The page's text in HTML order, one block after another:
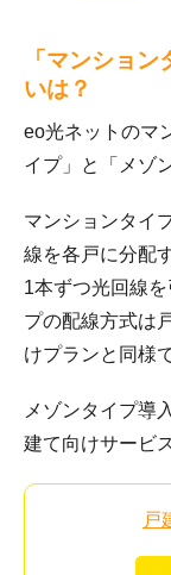
「マンショ
いは？
eo光ネットのマ
イプ」と「メゾ
マンションタイ
線を各戸に分配
1本ずつ光回線
プの配線方式は
けプランと同様
メゾンタイプ導
建て向けサービ
戸